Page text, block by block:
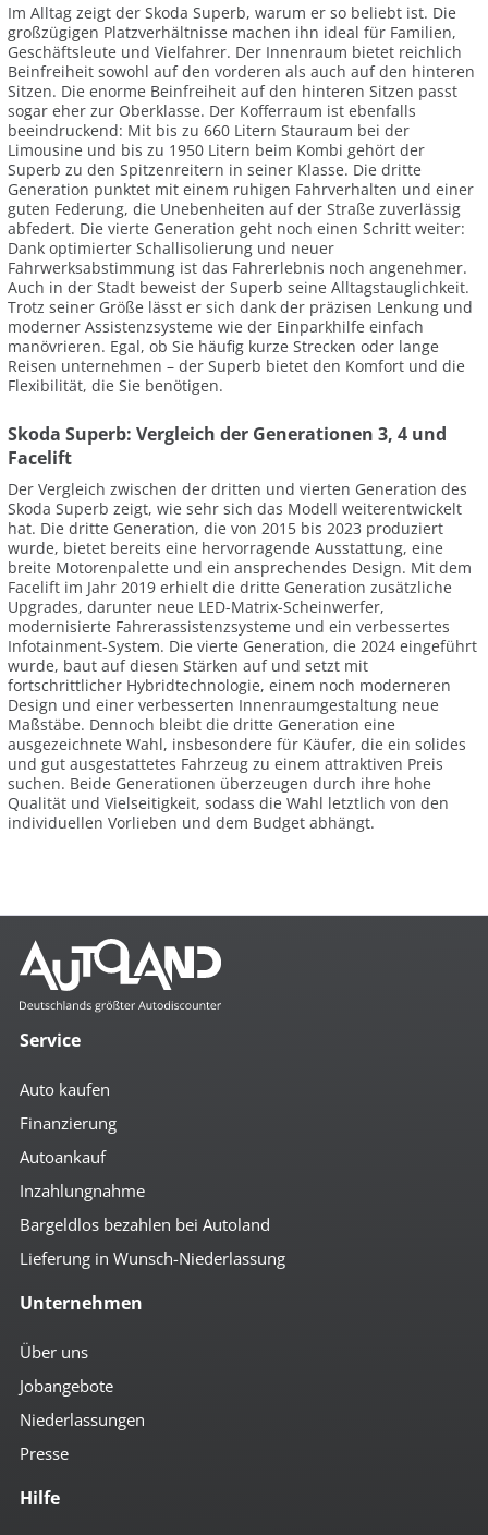
Im Alltag zeigt der Skoda Superb, warum er so beliebt ist. Die
großzügigen Platzverhältnisse machen ihn ideal für Familien,
Geschäftsleute und Vielfahrer. Der Innenraum bietet reichlich
Beinfreiheit sowohl auf den vorderen als auch auf den hinteren
Sitzen. Die enorme Beinfreiheit auf den hinteren Sitzen passt
sogar eher zur Oberklasse. Der Kofferraum ist ebenfalls
beeindruckend: Mit bis zu 660 Litern Stauraum bei der
Limousine und bis zu 1950 Litern beim Kombi gehört der
Superb zu den Spitzenreitern in seiner Klasse. Die dritte
Generation punktet mit einem ruhigen Fahrverhalten und einer
guten Federung, die Unebenheiten auf der Straße zuverlässig
abfedert. Die vierte Generation geht noch einen Schritt weiter:
Dank optimierter Schallisolierung und neuer
Fahrwerksabstimmung ist das Fahrerlebnis noch angenehmer.
Auch in der Stadt beweist der Superb seine Alltagstauglichkeit.
Trotz seiner Größe lässt er sich dank der präzisen Lenkung und
moderner Assistenzsysteme wie der Einparkhilfe einfach
manövrieren. Egal, ob Sie häufig kurze Strecken oder lange
Reisen unternehmen – der Superb bietet den Komfort und die
Flexibilität, die Sie benötigen.
Skoda Superb: Vergleich der Generationen 3, 4 und
Facelift
Der Vergleich zwischen der dritten und vierten Generation des
Skoda Superb zeigt, wie sehr sich das Modell weiterentwickelt
hat. Die dritte Generation, die von 2015 bis 2023 produziert
wurde, bietet bereits eine hervorragende Ausstattung, eine
breite Motorenpalette und ein ansprechendes Design. Mit dem
Facelift im Jahr 2019 erhielt die dritte Generation zusätzliche
Upgrades, darunter neue LED-Matrix-Scheinwerfer,
modernisierte Fahrerassistenzsysteme und ein verbessertes
Infotainment-System. Die vierte Generation, die 2024 eingeführt
wurde, baut auf diesen Stärken auf und setzt mit
fortschrittlicher Hybridtechnologie, einem noch moderneren
Design und einer verbesserten Innenraumgestaltung neue
Maßstäbe. Dennoch bleibt die dritte Generation eine
ausgezeichnete Wahl, insbesondere für Käufer, die ein solides
und gut ausgestattetes Fahrzeug zu einem attraktiven Preis
suchen. Beide Generationen überzeugen durch ihre hohe
Qualität und Vielseitigkeit, sodass die Wahl letztlich von den
individuellen Vorlieben und dem Budget abhängt.
Service
Auto kaufen
Finanzierung
Autoankauf
Inzahlungnahme
Bargeldlos bezahlen bei Autoland
Lieferung in Wunsch-Niederlassung
Unternehmen
Über uns
Jobangebote
Niederlassungen
Presse
Hilfe